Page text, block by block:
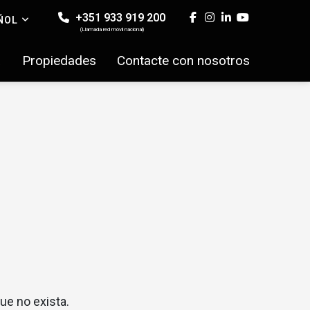
+351 933 919 200
(Llamada red móvil nacional)
Propiedades Contacte con nosotros
no exista.